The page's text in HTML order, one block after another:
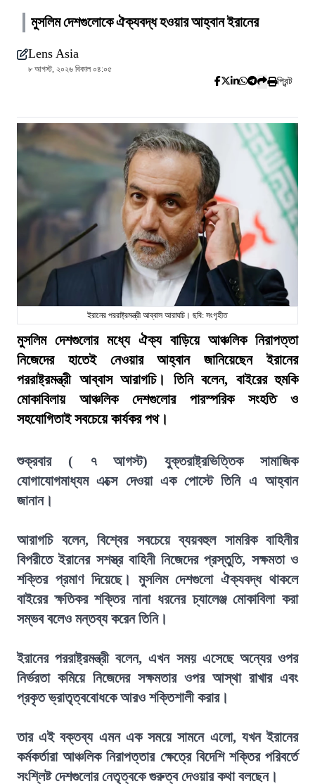
মুসলিম দেশগুলোকে ঐক্যবদ্ধ হওয়ার আহ্বান ইরানের
Lens Asia
৮ আগস্ট, ২০২৬ বিকাল ০৪:০৫
প্রিন্ট
ইরানের পররাষ্ট্রমন্ত্রী আব্বাস আরাঘচি। ছবি: সংগৃহীত
মুসলিম দেশগুলোর মধ্যে ঐক্য বাড়িয়ে আঞ্চলিক নিরাপত্তা
নিজেদের হাতেই নেওয়ার আহ্বান জানিয়েছেন ইরানের
পররাষ্ট্রমন্ত্রী আব্বাস আরাগচি। তিনি বলেন, বাইরের হুমকি
মোকাবিলায় আঞ্চলিক দেশগুলোর পারস্পরিক সংহতি ও
সহযোগিতাই সবচেয়ে কার্যকর পথ।
শুক্রবার ( ৭ আগস্ট) যুক্তরাষ্ট্রভিত্তিক সামাজিক
যোগাযোগমাধ্যম এক্সে দেওয়া এক পোস্টে তিনি এ আহ্বান
জানান।
আরাগচি বলেন, বিশ্বের সবচেয়ে ব্যয়বহুল সামরিক বাহিনীর
বিপরীতে ইরানের সশস্ত্র বাহিনী নিজেদের প্রস্তুতি, সক্ষমতা ও
শক্তির প্রমাণ দিয়েছে। মুসলিম দেশগুলো ঐক্যবদ্ধ থাকলে
বাইরের ক্ষতিকর শক্তির নানা ধরনের চ্যালেঞ্জ মোকাবিলা করা
সম্ভব বলেও মন্তব্য করেন তিনি।
ইরানের পররাষ্ট্রমন্ত্রী বলেন, এখন সময় এসেছে অন্যের ওপর
নির্ভরতা কমিয়ে নিজেদের সক্ষমতার ওপর আস্থা রাখার এবং
প্রকৃত ভ্রাতৃত্ববোধকে আরও শক্তিশালী করার।
তার এই বক্তব্য এমন এক সময়ে সামনে এলো, যখন ইরানের
কর্মকর্তারা আঞ্চলিক নিরাপত্তার ক্ষেত্রে বিদেশি শক্তির পরিবর্তে
সংশ্লিষ্ট দেশগুলোর নেতৃত্বকে গুরুত্ব দেওয়ার কথা বলছেন।